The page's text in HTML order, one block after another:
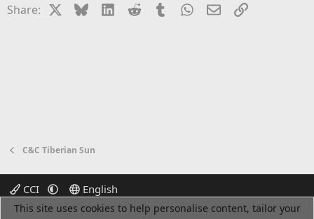
Share: BlueskyLinkedIn
Reddit TumblrWhatsApp
EmailLink
C&C Tiberian Sun
CCI
English
Terms and rules
Privacy policy Help Home R
This site uses cookies to help personalise content, tailor your